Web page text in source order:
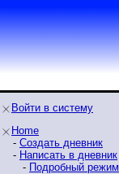
Войти в систему
Home
- Создать дневник
- Написать в дневник
- Подробный режим